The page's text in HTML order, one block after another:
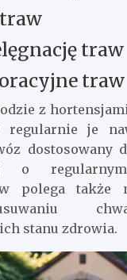
traw
traw
z
regularnie je
dostosowany
o regularnym
polega także
stanu zdrowia.